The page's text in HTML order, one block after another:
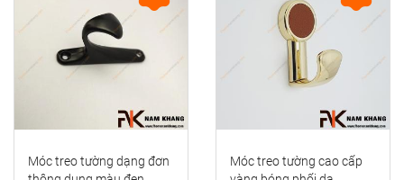
Móc treo tường dạng đơn
Móc treo tường cao cấp